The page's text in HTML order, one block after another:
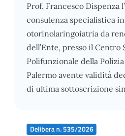
Prof. Francesco Dispenza
consulenza specialistica in
otorinolaringoiatria da
dell’Ente, presso il Centro
Polifunzionale della
Palermo avente validità
di ultima sottoscrizione
Delibera n. 535/2026